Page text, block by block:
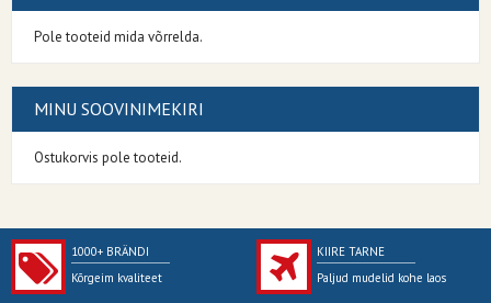
Pole tooteid mida võrrelda.
MINU SOOVINIMEKIRI
Ostukorvis pole tooteid.
1000+ BRÄNDI
Kõrgeim kvaliteet
KIIRE TARNE
Paljud mudelid kohe laos